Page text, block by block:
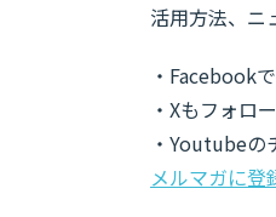
活用方法、ニ
・Facebook
・Xもフォロ
・Youtubeの
メルマガに登